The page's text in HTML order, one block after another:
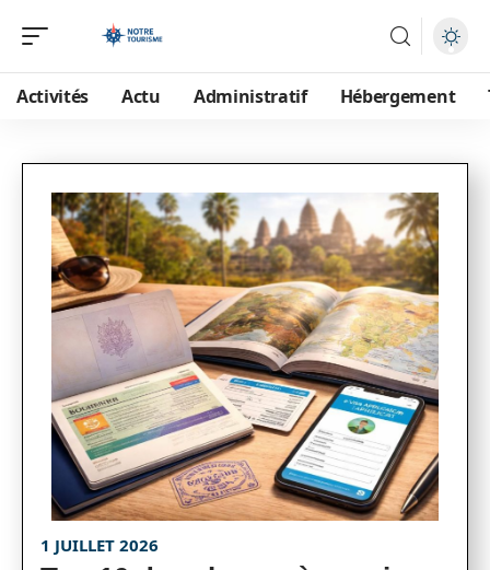
Activités Actu Administratif Hébergement
1 JUILLET 2026